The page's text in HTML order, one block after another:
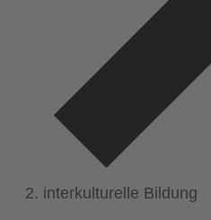
interkulturelle Bildung